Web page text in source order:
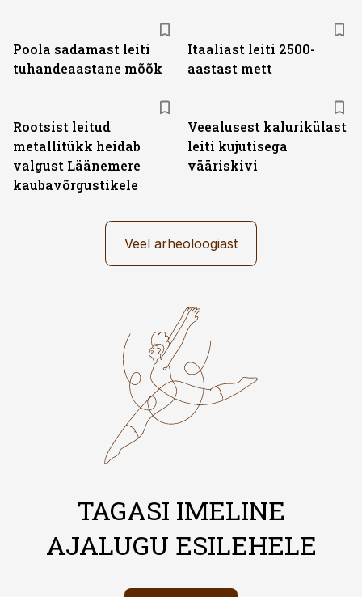
Poola sadamast leiti
tuhandeaastane mõõk
Itaaliast leiti 2500-
aastast mett
Rootsist leitud
metallitükk heidab
valgust Läänemere
kaubavõrgustikele
Veealusest kalurikülast
leiti kujutisega
vääriskivi
Veel arheoloogiast
TAGASI IMELINE
AJALUGU ESILEHELE